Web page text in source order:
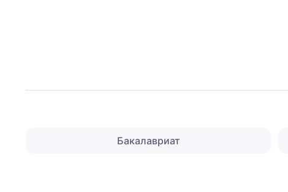
Бакалавриат